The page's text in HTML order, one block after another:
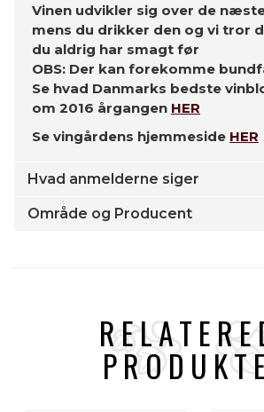
Vinen udvikler sig over de
mens du drikker den og vi tror
du aldrig har smagt før
OBS: Der kan forekomme
Se hvad Danmarks bedste
om 2016 årgangen HER
Se vingårdens hjemmeside HER
Hvad anmelderne siger
Område og Producent